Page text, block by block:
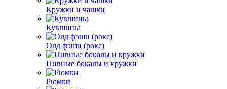
Кружки и чашки
Кувшины
Олд фэшн (рокс)
Пивные бокалы и кружки
Рюмки